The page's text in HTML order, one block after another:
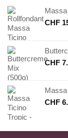
CHF
CHF
CHF